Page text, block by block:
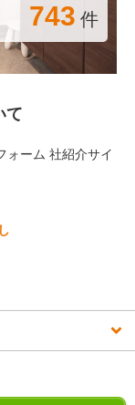
743 件
て
ォーム 社紹介サイ